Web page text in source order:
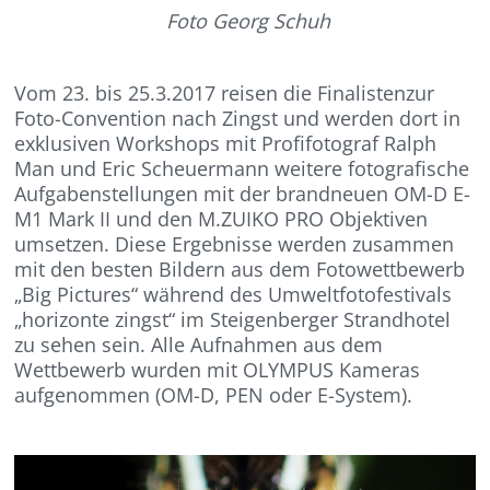
Foto Georg Schuh
Vom 23. bis 25.3.2017 reisen die Finalistenzur
Foto-Convention nach Zingst und werden dort in
exklusiven Workshops mit Profifotograf Ralph
Man und Eric Scheuermann weitere fotografische
Aufgabenstellungen mit der brandneuen OM-D E-
M1 Mark II und den M.ZUIKO PRO Objektiven
umsetzen. Diese Ergebnisse werden zusammen
mit den besten Bildern aus dem Fotowettbewerb
„Big Pictures“ während des Umweltfotofestivals
„horizonte zingst“ im Steigenberger Strandhotel
zu sehen sein. Alle Aufnahmen aus dem
Wettbewerb wurden mit OLYMPUS Kameras
aufgenommen (OM-D, PEN oder E-System).